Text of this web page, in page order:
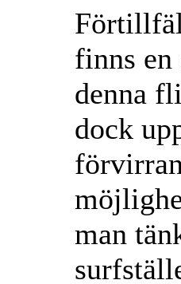
finns
denna
dock
man